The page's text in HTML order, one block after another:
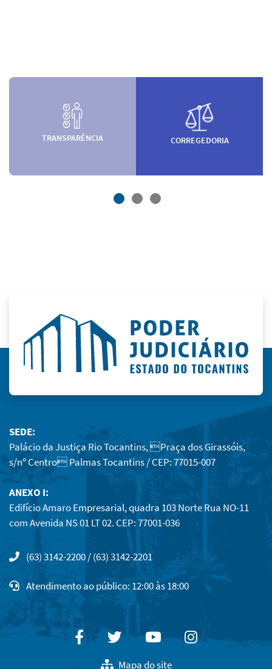
TRANSPARÊNCIA CORREGEDORIA
SEDE:
Palácio da Justiça Rio Tocantins, Praça dos Girassóis,
s/nº Centro Palmas Tocantins / CEP: 77015-007
ANEXO I:
Edifício Amaro Empresarial, quadra 103 Norte Rua NO-11
com Avenida NS 01 LT 02. CEP: 77001-036
(63) 3142-2200 / (63) 3142-2201
Atendimento ao público: 12:00 às 18:00
FacebookTwitterYoutubeInstagram
Mapa do site